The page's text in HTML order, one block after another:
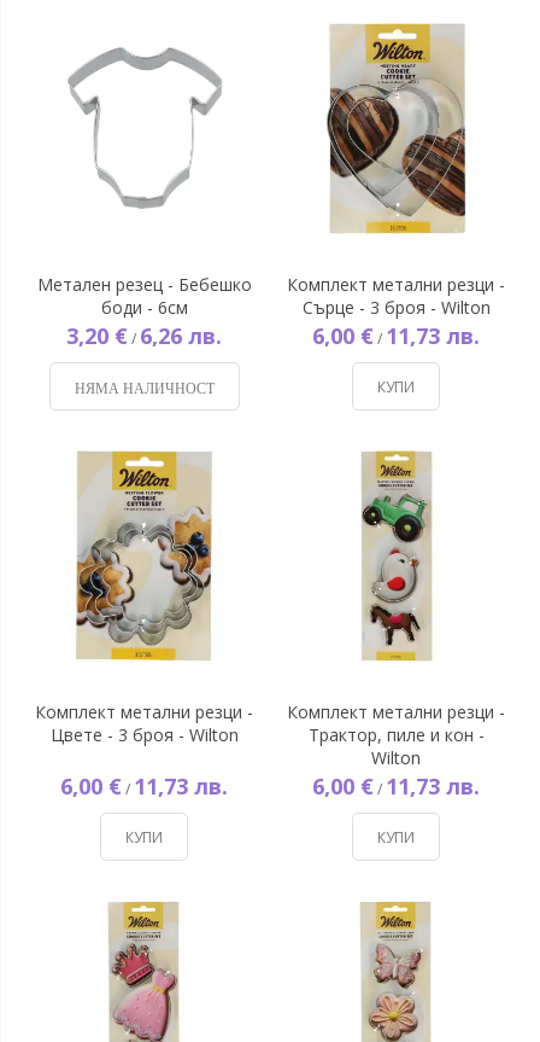
Метален резец - Бебешко
боди - 6см
3,20 € / 6,26 лв.
НЯМА НАЛИЧНОСТ
Комплект метални резци -
Сърце - 3 броя - Wilton
6,00 € / 11,73 лв.
КУПИ
Комплект метални резци -
Цвете - 3 броя - Wilton
6,00 € / 11,73 лв.
КУПИ
Комплект метални резци -
Трактор, пиле и кон -
Wilton
6,00 € / 11,73 лв.
КУПИ